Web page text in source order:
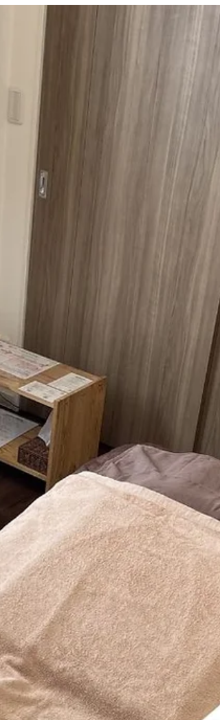
んか？ 女性の身体は、ホルモンバランスやライフステー
ジ、季節やストレスなど、さまざまな影響を受けながら
日少しずつ変化しています。 22年間、多くの女性と向き合
ってきた経験から、「もっと早く自分の身体のサインに
づけていたら」という想いを形にしたのが、『女性の巡
と自律神経 無料診断』です。 約3分で今の状態をセルフチ
ェックし、お一人おひとりに合わせた診断レポートを
でお届けします。 「なんとなく不調」を我慢する前に、ま
ずは今の自分を知ることから始めてみませんか。